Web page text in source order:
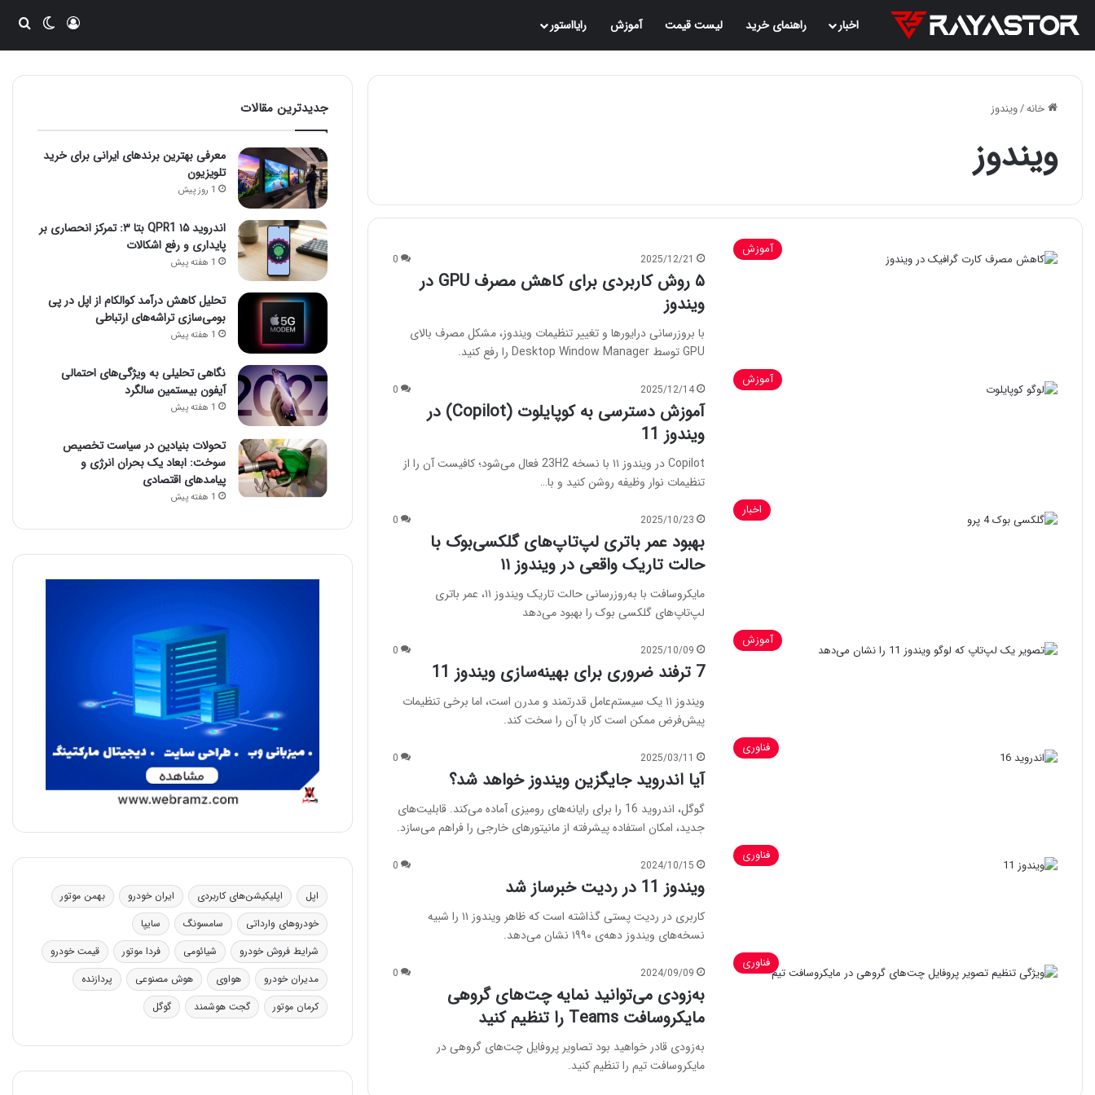
اخبار راهنمای خرید لیست قیمت آموزش رایااستور ورودتغییر
خانه/ویندوز
ویندوز
آموزش
2025/12/21
0
۵ روش کاربردی برای کاهش مصرف GPU در
ویندوز
با بروزرسانی درایورها و تغییر تنظیمات ویندوز، مشکل مصرف بالای
GPU توسط Desktop Window Manager را رفع کنید.
آموزش
2025/12/14
0
آموزش دسترسی به کوپایلوت (Copilot) در
ویندوز 11
Copilot در ویندوز ۱۱ با نسخه 23H2 فعال می‌شود؛ کافیست آن را از
تنظیمات نوار وظیفه روشن کنید و با…
اخبار
2025/10/23
0
بهبود عمر باتری لپ‌تاپ‌های گلکسی‌بوک با
حالت تاریک واقعی در ویندوز ۱۱
مایکروسافت با به‌روزرسانی حالت تاریک ویندوز ۱۱، عمر باتری
لپ‌تاپ‌های گلکسی بوک را بهبود می‌دهد
آموزش
2025/10/09
0
7 ترفند ضروری برای بهینه‌سازی ویندوز 11
ویندوز ۱۱ یک سیستم‌عامل قدرتمند و مدرن است، اما برخی تنظیمات
پیش‌فرض ممکن است کار با آن را سخت کند.
فناوری
2025/03/11
0
آیا اندروید جایگزین ویندوز خواهد شد؟
گوگل، اندروید 16 را برای رایانه‌های رومیزی آماده می‌کند. قابلیت‌های
جدید، امکان استفاده پیشرفته از مانیتورهای خارجی را فراهم می‌سازد.
فناوری
2024/10/15
0
ویندوز 11 در ردیت خبرساز شد
کاربری در ردیت پستی گذاشته است که ظاهر ویندوز ۱۱ را شبیه
نسخه‌های ویندوز دهه‌ی ۱۹۹۰ نشان می‌دهد.
فناوری
2024/09/09
0
به‌زودی می‌توانید نمایه چت‌های گروهی
مایکروسافت Teams را تنظیم کنید
به‌زودی قادر خواهید بود تصاویر پروفایل چت‌های گروهی در
مایکروسافت تیم را تنظیم کنید.
جدیدترین مقالات
معرفی بهترین برندهای ایرانی برای خرید
تلویزیون
1 روز پیش
اندروید ۱۵ QPR1 بتا ۳: تمرکز انحصاری بر
پایداری و رفع اشکالات
1 هفته پیش
تحلیل کاهش درآمد کوالکام از اپل در پی
بومی‌سازی تراشه‌های ارتباطی
1 هفته پیش
نگاهی تحلیلی به ویژگی‌های احتمالی
آیفون بیستمین سالگرد
1 هفته پیش
تحولات بنیادین در سیاست تخصیص
سوخت: ابعاد یک بحران انرژی و
پیامدهای اقتصادی
1 هفته پیش
اپل اپلیکیشن‌های کاربردی ایران خودرو
بهمن موتور
خودروهای وارداتی
سامسونگ
سایپا
شرایط فروش خودرو
شیائومی فردا موتور
قیمت خودرو
مدیران خودرو
هواوی هوش مصنوعی
پردازنده
کرمان موتور
گجت هوشمند گوگل